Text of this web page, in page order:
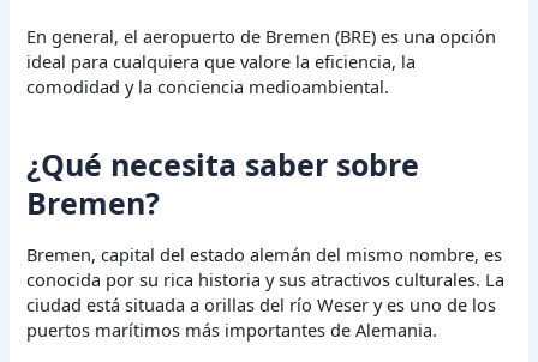
En general, el aeropuerto de Bremen (BRE) es una opción
ideal para cualquiera que valore la eficiencia, la
comodidad y la conciencia medioambiental.
¿Qué necesita saber sobre
Bremen?
Bremen, capital del estado alemán del mismo nombre, es
conocida por su rica historia y sus atractivos culturales. La
ciudad está situada a orillas del río Weser y es uno de los
puertos marítimos más importantes de Alemania.